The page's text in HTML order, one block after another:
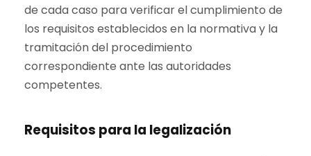
de cada caso para verificar el cumplimiento de
los requisitos establecidos en la normativa y la
tramitación del procedimiento
correspondiente ante las autoridades
competentes.
Requisitos para la legalización